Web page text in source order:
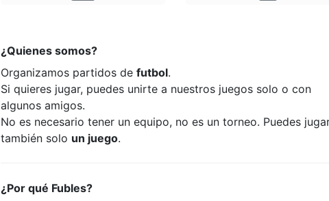
¿Quienes somos?
Organizamos partidos de futbol.
Si quieres jugar, puedes unirte a nuestros juegos solo o con
algunos amigos.
No es necesario tener un equipo, no es un torneo. Puedes
también solo un juego.
¿Por qué Fubles?